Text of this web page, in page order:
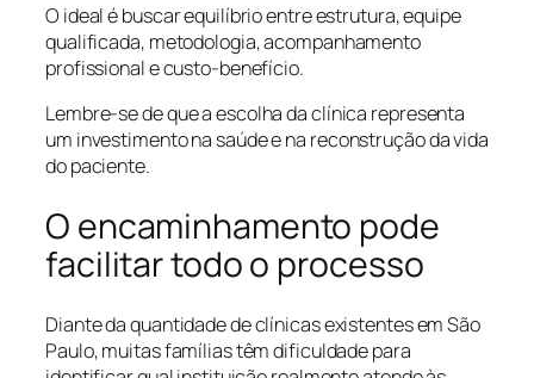
O ideal é buscar equilíbrio entre estrutura, equipe
qualificada, metodologia, acompanhamento
profissional e custo-benefício.
Lembre-se de que a escolha da clínica representa
um investimento na saúde e na reconstrução da vida
do paciente.
O encaminhamento pode
facilitar todo o processo
Diante da quantidade de clínicas existentes em São
Paulo, muitas famílias têm dificuldade para